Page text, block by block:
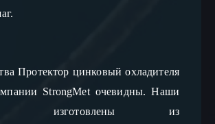
Протектор цинковый охладителя
StrongMet очевидны. Наши
изготовлены из